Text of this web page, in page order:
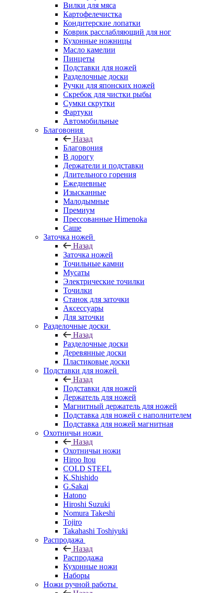
Вилки для мяса
Картофелечистка
Кондитерские лопатки
Коврик расслабляющий для ног
Кухонные ножницы
Масло камелии
Пинцеты
Подставки для ножей
Разделочные доски
Ручки для японских ножей
Скребок для чистки рыбы
Сумки скрутки
Фартуки
Автомобильные
Благовония
Назад
Благовония
В дорогу
Держатели и подставки
Длительного горения
Ежедневные
Изысканные
Малодымные
Премиум
Прессованные Himenoka
Саше
Заточка ножей
Назад
Заточка ножей
Точильные камни
Мусаты
Электрические точилки
Точилки
Станок для заточки
Аксессуары
Для заточки
Разделочные доски
Назад
Разделочные доски
Деревянные доски
Пластиковые доски
Подставки для ножей
Назад
Подставки для ножей
Держатель для ножей
Магнитный держатель для ножей
Подставка для ножей с наполнителем
Подставка для ножей магнитная
Охотничьи ножи
Назад
Охотничьи ножи
Hiroo Itou
COLD STEEL
K.Shishido
G.Sakai
Hatono
Hiroshi Suzuki
Nomura Takeshi
Tojiro
Takahashi Toshiyuki
Распродажа
Назад
Распродажа
Кухонные ножи
Наборы
Ножи ручной работы